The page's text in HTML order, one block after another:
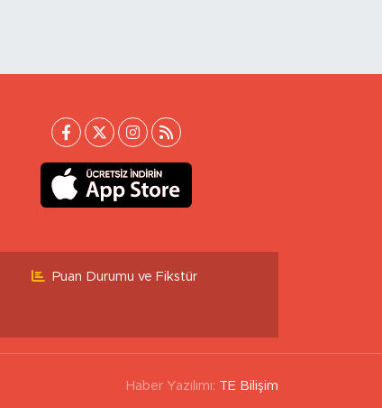
Puan Durumu ve Fikstür
Haber Yazılımı: TE Bilişim